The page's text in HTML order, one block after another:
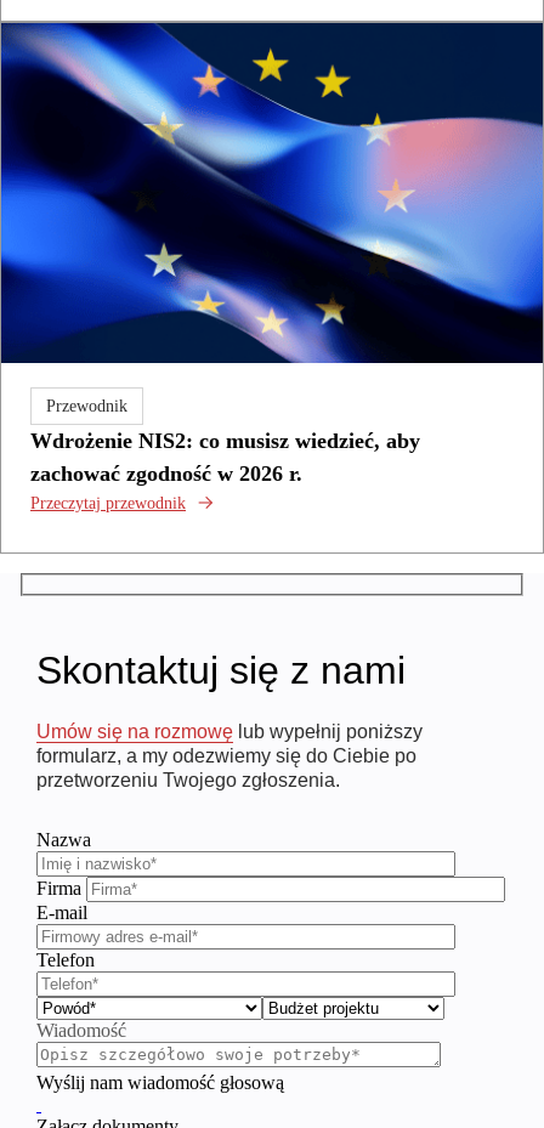
Przewodnik
Wdrożenie NIS2: co musisz wiedzieć, aby
zachować zgodność w 2026 r.
Przeczytaj przewodnik
Skontaktuj się z nami
Umów się na rozmowę lub wypełnij poniższy
formularz, a my odezwiemy się do Ciebie po
przetworzeniu Twojego zgłoszenia.
Nazwa
Firma
E-mail
Telefon
Wiadomość
Wyślij nam wiadomość głosową